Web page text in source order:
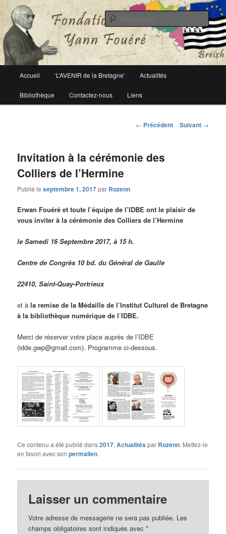
Fondation Yann Fouéré
Le site officiel de la fondation Yann Fouéré
principal
Aller
au
Accueil ‘L’AVENIR de la Bretagne’ Actualités
Bibliothèque Contactez-nous Liens
Navigation
← Précédent Suivant →
Invitation à la cérémonie des
Colliers de l’Hermine
Publié leseptembre 1, 2017par Rozenn
Erwan Fouéré et toute l’équipe de l’IDBE ont le plaisir de
vous inviter à la cérémonie des Colliers de l’Hermine
le Samedi 16 Septembre 2017, à 15 h.
Centre de Congrès 10 bd. du Général de Gaulle
22410, Saint-Quay-Portrieux
et àla remise de la Médaille de l’Institut Culturel de Bretagne
à la bibliothèque numérique de l’IDBE.
Merci de réserver votre place auprès de l’IDBE
(idde.gwp@gmail.com). Programme ci-dessous.
Ce contenu a été publié dans2017,Actualités par Rozenn. Mettez-le
en favori avec sonpermalien.
Laisser un commentaire
Votre adresse de messagerie ne sera pas publiée. Les
champs obligatoires sont indiqués avec*